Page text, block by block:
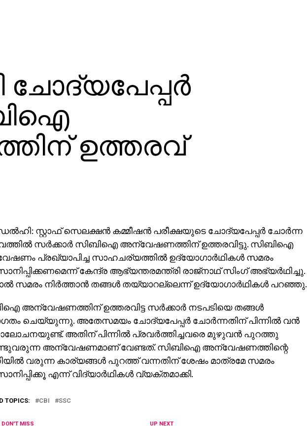
ഉത്തരവ്
സ്റ്റാഫ് സെലക്ഷന്‍ കമ്മീഷന്‍ പരീക്ഷയുടെ ചോദ്യപേപ്പര്‍ ചോര്‍ന്ന
സര്‍ക്കാര്‍ സിബിഐ അന്വേഷണത്തിന് ഉത്തരവിട്ടു. സിബിഐ
പ്രഖ്യാപിച്ച സാഹചര്യത്തില്‍ ഉദ്യോഗാര്‍ഥികള്‍ സമരം
കേന്ദ്ര ആഭ്യന്തരമന്ത്രി രാജ്‌നാഥ് സിംഗ് അഭ്യര്‍ഥിച്ചു.
സമരം നിര്‍ത്താന്‍ തങ്ങള്‍ തയ്യാറല്ലെന്ന് ഉദ്യോഗാര്‍ഥികള്‍ പറഞ്ഞു.
അന്വേഷണത്തിന് ഉത്തരവിട്ട സര്‍ക്കാര്‍ നടപടിയെ തങ്ങള്‍
ചെയ്യുന്നു. അതേസമയം ചോദ്യപേപ്പര്‍ ചോര്‍ന്നതിന് പിന്നില്‍ വന്‍
അതിന് പിന്നില്‍ പ്രവര്‍ത്തിച്ചവരെ മുഴുവന്‍ പുറത്തു
അന്വേഷണമാണ് വേണ്ടത്. സിബിഐ അന്വേഷണത്തിന്റെ
വരുന്ന കാര്യങ്ങള്‍ പുറത്ത് വന്നതിന് ശേഷം മാത്രമേ സമരം
എന്ന് വിദ്യാര്‍ഥികള്‍ വ്യക്തമാക്കി.
TOPICS: CBI SSC
UP NEXT
DON'T MISS